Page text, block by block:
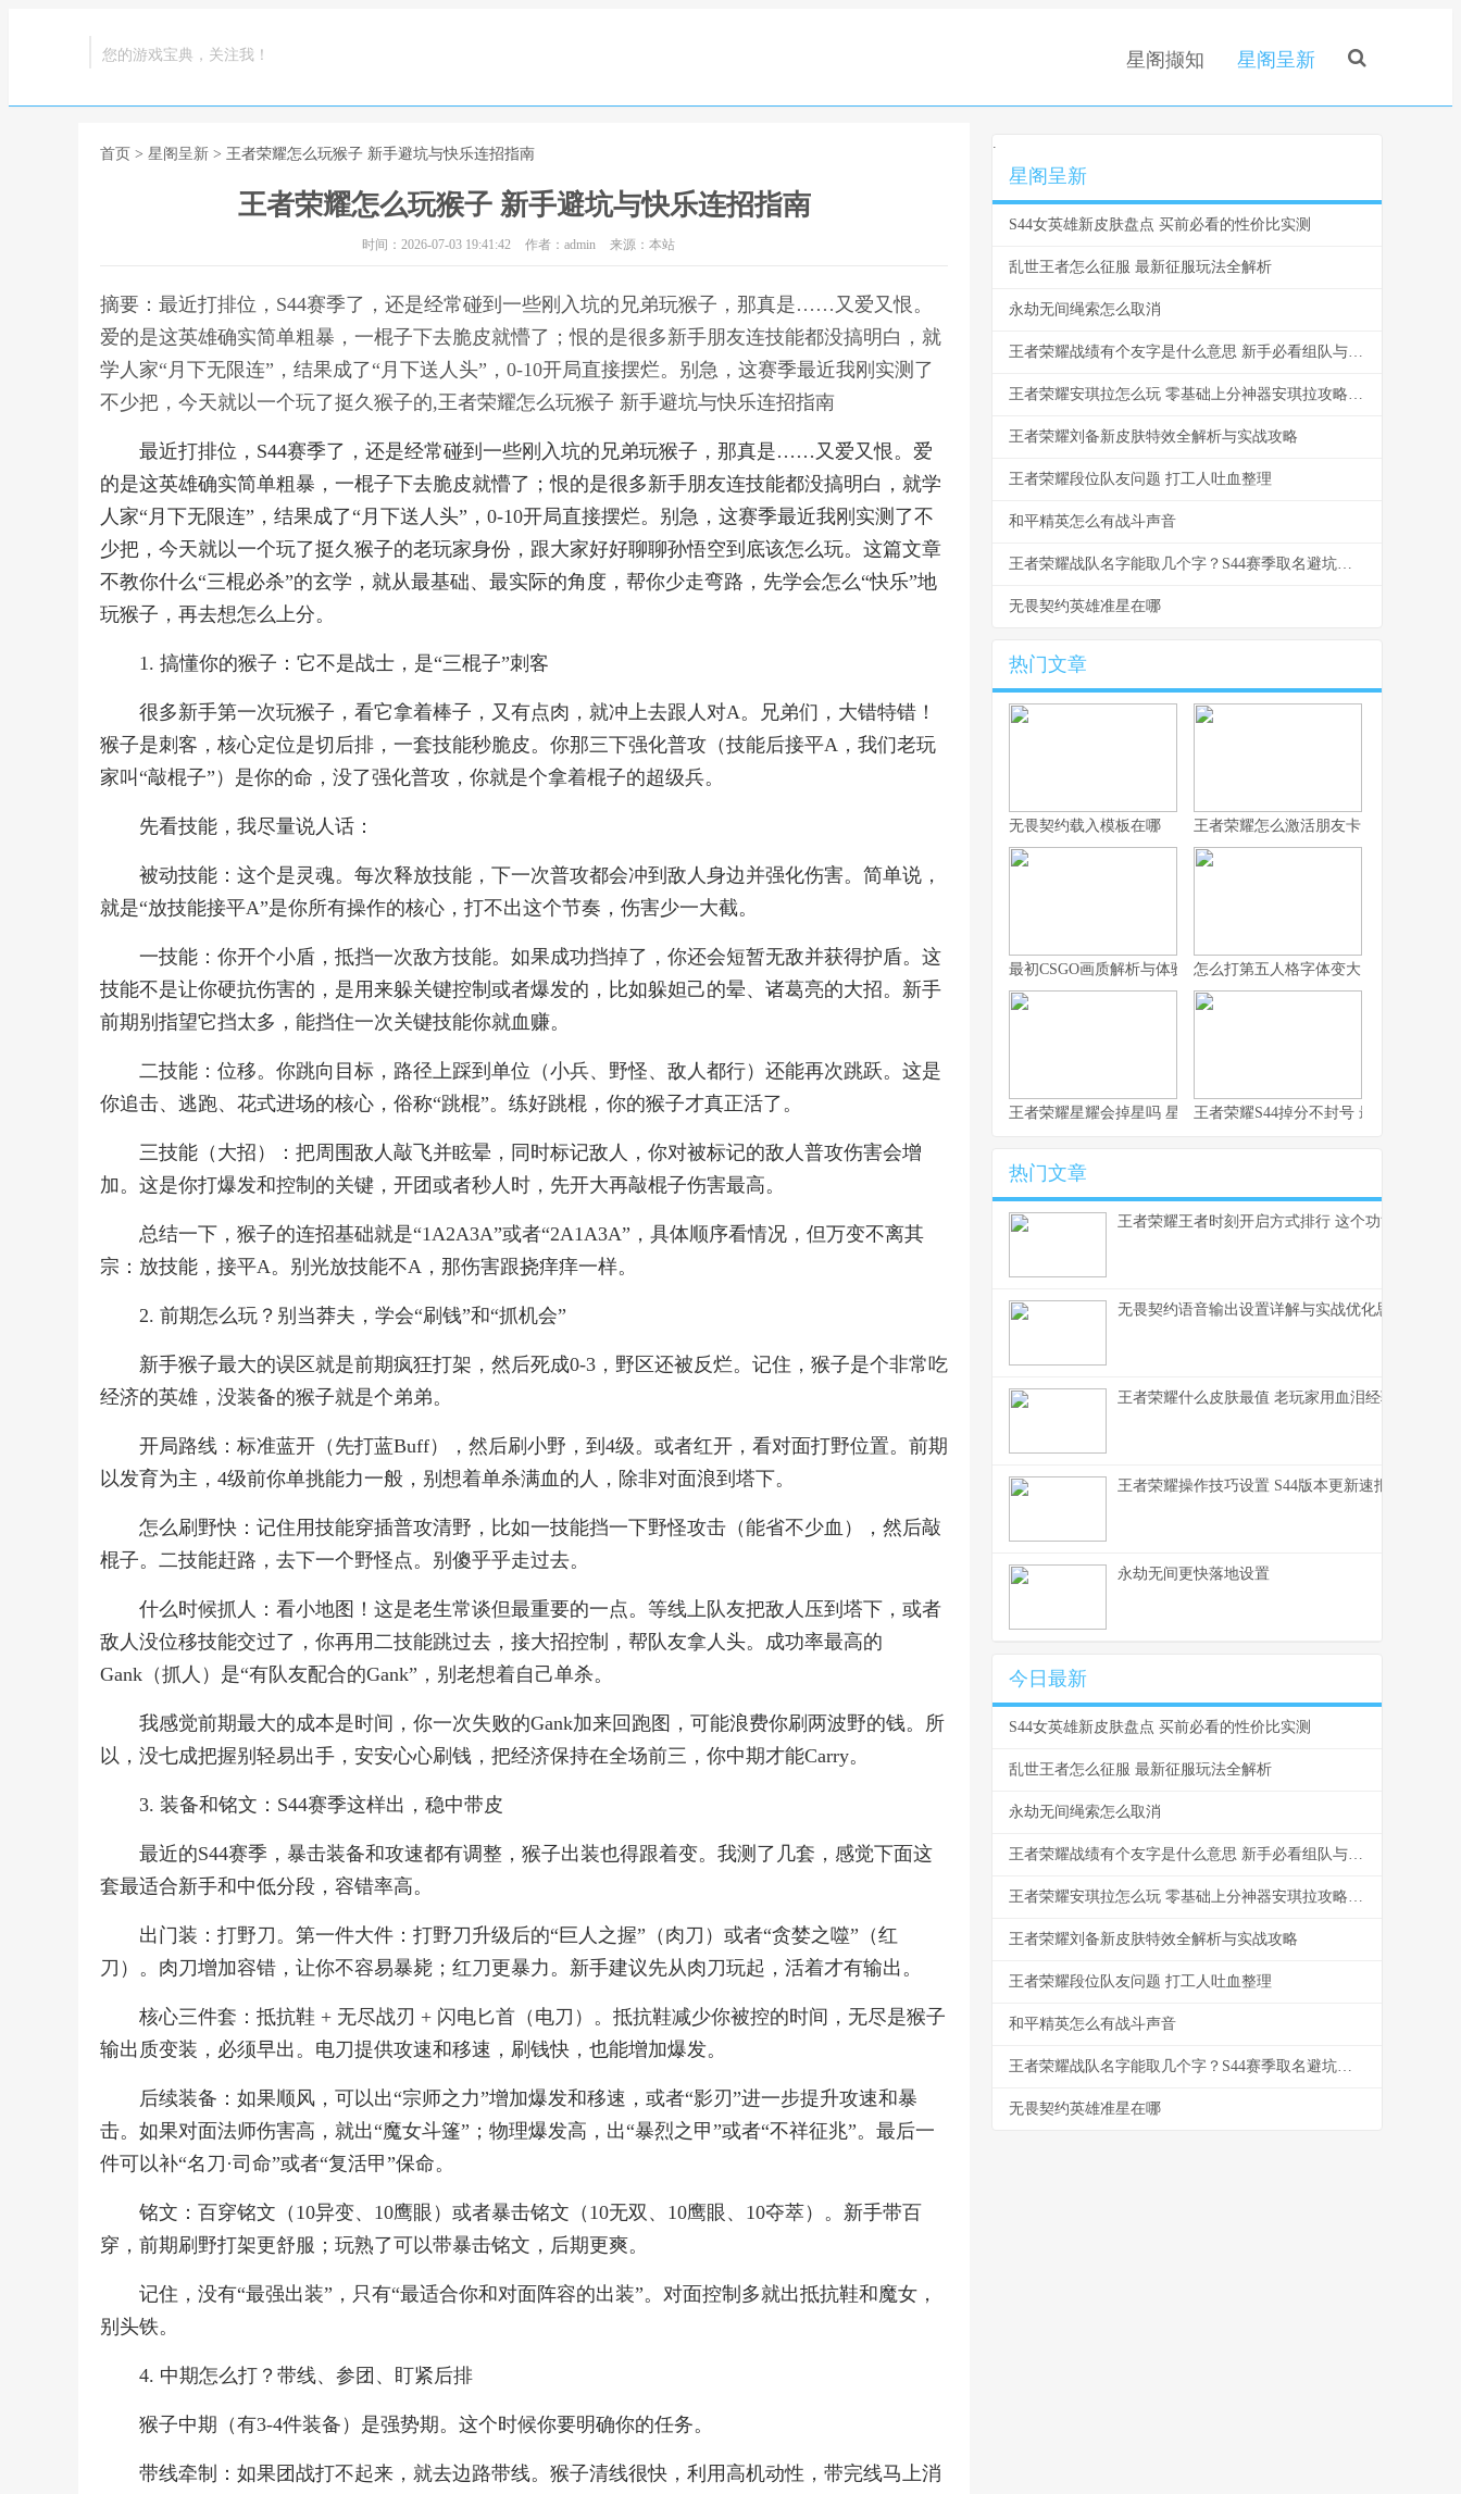
您的游戏宝典，关注我！ 星阁撷知 星阁呈新
首页 > 星阁呈新 > 王者荣耀怎么玩猴子 新手避坑与快乐连招指南
王者荣耀怎么玩猴子 新手避坑与快乐连招指南
时间：2026-07-03 19:41:42 作者：admin 来源：本站
摘要：最近打排位，S44赛季了，还是经常碰到一些刚入坑的兄弟玩猴子，那真是……又爱又恨。
爱的是这英雄确实简单粗暴，一棍子下去脆皮就懵了；恨的是很多新手朋友连技能都没搞明白，就
学人家“月下无限连”，结果成了“月下送人头”，0-10开局直接摆烂。别急，这赛季最近我刚实测了
不少把，今天就以一个玩了挺久猴子的,王者荣耀怎么玩猴子 新手避坑与快乐连招指南
最近打排位，S44赛季了，还是经常碰到一些刚入坑的兄弟玩猴子，那真是……又爱又恨。爱
的是这英雄确实简单粗暴，一棍子下去脆皮就懵了；恨的是很多新手朋友连技能都没搞明白，就学
人家“月下无限连”，结果成了“月下送人头”，0-10开局直接摆烂。别急，这赛季最近我刚实测了不
少把，今天就以一个玩了挺久猴子的老玩家身份，跟大家好好聊聊孙悟空到底该怎么玩。这篇文章
不教你什么“三棍必杀”的玄学，就从最基础、最实际的角度，帮你少走弯路，先学会怎么“快乐”地
玩猴子，再去想怎么上分。
1. 搞懂你的猴子：它不是战士，是“三棍子”刺客
很多新手第一次玩猴子，看它拿着棒子，又有点肉，就冲上去跟人对A。兄弟们，大错特错！
猴子是刺客，核心定位是切后排，一套技能秒脆皮。你那三下强化普攻（技能后接平A，我们老玩
家叫“敲棍子”）是你的命，没了强化普攻，你就是个拿着棍子的超级兵。
先看技能，我尽量说人话：
被动技能：这个是灵魂。每次释放技能，下一次普攻都会冲到敌人身边并强化伤害。简单说，
就是“放技能接平A”是你所有操作的核心，打不出这个节奏，伤害少一大截。
一技能：你开个小盾，抵挡一次敌方技能。如果成功挡掉了，你还会短暂无敌并获得护盾。这
技能不是让你硬抗伤害的，是用来躲关键控制或者爆发的，比如躲妲己的晕、诸葛亮的大招。新手
前期别指望它挡太多，能挡住一次关键技能你就血赚。
二技能：位移。你跳向目标，路径上踩到单位（小兵、野怪、敌人都行）还能再次跳跃。这是
你追击、逃跑、花式进场的核心，俗称“跳棍”。练好跳棍，你的猴子才真正活了。
三技能（大招）：把周围敌人敲飞并眩晕，同时标记敌人，你对被标记的敌人普攻伤害会增
加。这是你打爆发和控制的关键，开团或者秒人时，先开大再敲棍子伤害最高。
总结一下，猴子的连招基础就是“1A2A3A”或者“2A1A3A”，具体顺序看情况，但万变不离其
宗：放技能，接平A。别光放技能不A，那伤害跟挠痒痒一样。
2. 前期怎么玩？别当莽夫，学会“刷钱”和“抓机会”
新手猴子最大的误区就是前期疯狂打架，然后死成0-3，野区还被反烂。记住，猴子是个非常吃
经济的英雄，没装备的猴子就是个弟弟。
开局路线：标准蓝开（先打蓝Buff），然后刷小野，到4级。或者红开，看对面打野位置。前期
以发育为主，4级前你单挑能力一般，别想着单杀满血的人，除非对面浪到塔下。
怎么刷野快：记住用技能穿插普攻清野，比如一技能挡一下野怪攻击（能省不少血），然后敲
棍子。二技能赶路，去下一个野怪点。别傻乎乎走过去。
什么时候抓人：看小地图！这是老生常谈但最重要的一点。等线上队友把敌人压到塔下，或者
敌人没位移技能交过了，你再用二技能跳过去，接大招控制，帮队友拿人头。成功率最高的
Gank（抓人）是“有队友配合的Gank”，别老想着自己单杀。
我感觉前期最大的成本是时间，你一次失败的Gank加来回跑图，可能浪费你刷两波野的钱。所
以，没七成把握别轻易出手，安安心心刷钱，把经济保持在全场前三，你中期才能Carry。
3. 装备和铭文：S44赛季这样出，稳中带皮
最近的S44赛季，暴击装备和攻速都有调整，猴子出装也得跟着变。我测了几套，感觉下面这
套最适合新手和中低分段，容错率高。
出门装：打野刀。第一件大件：打野刀升级后的“巨人之握”（肉刀）或者“贪婪之噬”（红
刀）。肉刀增加容错，让你不容易暴毙；红刀更暴力。新手建议先从肉刀玩起，活着才有输出。
核心三件套：抵抗鞋 + 无尽战刃 + 闪电匕首（电刀）。抵抗鞋减少你被控的时间，无尽是猴子
输出质变装，必须早出。电刀提供攻速和移速，刷钱快，也能增加爆发。
后续装备：如果顺风，可以出“宗师之力”增加爆发和移速，或者“影刃”进一步提升攻速和暴
击。如果对面法师伤害高，就出“魔女斗篷”；物理爆发高，出“暴烈之甲”或者“不祥征兆”。最后一
件可以补“名刀·司命”或者“复活甲”保命。
铭文：百穿铭文（10异变、10鹰眼）或者暴击铭文（10无双、10鹰眼、10夺萃）。新手带百
穿，前期刷野打架更舒服；玩熟了可以带暴击铭文，后期更爽。
记住，没有“最强出装”，只有“最适合你和对面阵容的出装”。对面控制多就出抵抗鞋和魔女，
别头铁。
4. 中期怎么打？带线、参团、盯紧后排
猴子中期（有3-4件装备）是强势期。这个时候你要明确你的任务。
带线牵制：如果团战打不起来，就去边路带线。猴子清线很快，利用高机动性，带完线马上消
.
星阁呈新
S44女英雄新皮肤盘点 买前必看的性价比实测
乱世王者怎么征服 最新征服玩法全解析
永劫无间绳索怎么取消
王者荣耀战绩有个友字是什么意思 新手必看组队与社交指南
王者荣耀安琪拉怎么玩 零基础上分神器安琪拉攻略指南
王者荣耀刘备新皮肤特效全解析与实战攻略
王者荣耀段位队友问题 打工人吐血整理
和平精英怎么有战斗声音
王者荣耀战队名字能取几个字？S44赛季取名避坑与好名生成指南
无畏契约英雄准星在哪
热门文章
无畏契约载入模板在哪 王者荣耀怎么激活朋友卡
最初CSGO画质解析与体验技巧全指南怎么打第五人格字体变大
王者荣耀星耀会掉星吗 星耀段位掉星规则详解王者荣耀S44掉分不封号 最新机制详解
热门文章
王者荣耀王者时刻开启方式排行 这个功能打工人必
无畏契约语音输出设置详解与实战优化思路
王者荣耀什么皮肤最值 老玩家用血泪经验告诉你
王者荣耀操作技巧设置 S44版本更新速报与设置详
永劫无间更快落地设置
今日最新
S44女英雄新皮肤盘点 买前必看的性价比实测
乱世王者怎么征服 最新征服玩法全解析
永劫无间绳索怎么取消
王者荣耀战绩有个友字是什么意思 新手必看组队与社交指南
王者荣耀安琪拉怎么玩 零基础上分神器安琪拉攻略指南
王者荣耀刘备新皮肤特效全解析与实战攻略
王者荣耀段位队友问题 打工人吐血整理
和平精英怎么有战斗声音
王者荣耀战队名字能取几个字？S44赛季取名避坑与好名生成指南
无畏契约英雄准星在哪